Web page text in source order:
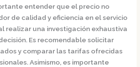
entender que el precio no
de calidad y eficiencia en el servicio
realizar una investigación exhaustiva
Es recomendable solicitar
y comparar las tarifas ofrecidas
Asimismo, es importante